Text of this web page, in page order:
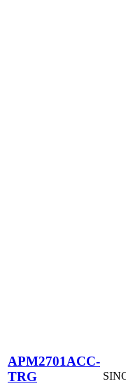
APM2701ACC-
TRG